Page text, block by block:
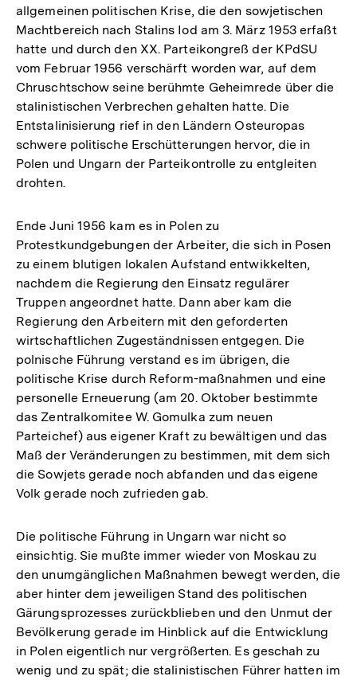
allgemeinen politischen Krise, die den sowjetischen
Machtbereich nach Stalins Iod am 3. März 1953 erfaßt
hatte und durch den XX. Parteikongreß der KPdSU
vom Februar 1956 verschärft worden war, auf dem
Chruschtschow seine berühmte Geheimrede über die
stalinistischen Verbrechen gehalten hatte. Die
Entstalinisierung rief in den Ländern Osteuropas
schwere politische Erschütterungen hervor, die in
Polen und Ungarn der Parteikontrolle zu entgleiten
drohten.
Ende Juni 1956 kam es in Polen zu
Protestkundgebungen der Arbeiter, die sich in Posen
zu einem blutigen lokalen Aufstand entwikkelten,
nachdem die Regierung den Einsatz regulärer
Truppen angeordnet hatte. Dann aber kam die
Regierung den Arbeitern mit den geforderten
wirtschaftlichen Zugeständnissen entgegen. Die
polnische Führung verstand es im übrigen, die
politische Krise durch Reform-maßnahmen und eine
personelle Erneuerung (am 20. Oktober bestimmte
das Zentralkomitee W. Gomulka zum neuen
Parteichef) aus eigener Kraft zu bewältigen und das
Maß der Veränderungen zu bestimmen, mit dem sich
die Sowjets gerade noch abfanden und das eigene
Volk gerade noch zufrieden gab.
Die politische Führung in Ungarn war nicht so
einsichtig. Sie mußte immer wieder von Moskau zu
den unumgänglichen Maßnahmen bewegt werden, die
aber hinter dem jeweiligen Stand des politischen
Gärungsprozesses zurückblieben und den Unmut der
Bevölkerung gerade im Hinblick auf die Entwicklung
in Polen eigentlich nur vergrößerten. Es geschah zu
wenig und zu spät; die stalinistischen Führer hatten im